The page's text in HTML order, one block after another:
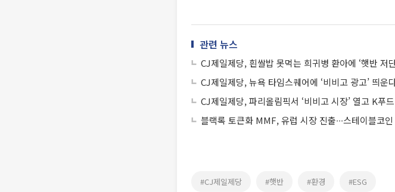
관련 뉴스
CJ제일제당, 흰쌀밥 못먹는 희귀병 환아에 ‘햇반 저
CJ제일제당, 뉴욕 타임스퀘어에 ‘비비고 광고’ 띄운
CJ제일제당, 파리올림픽서 ‘비비고 시장’ 열고 K푸
블랙록 토큰화 MMF, 유럽 시장 진출∙∙∙스테이블코
#CJ제일제당 #햇반 #환경 #ESG